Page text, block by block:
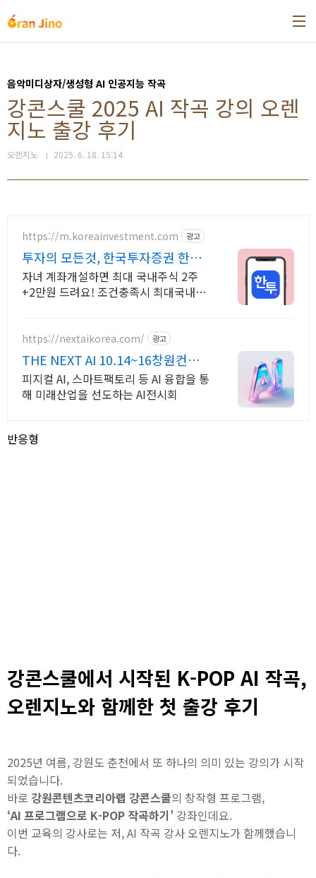
음악미디상자/생성형 AI 인공지능 작곡
강콘스쿨 2025 AI 작곡 강의 오렌
지노 출강 후기
오렌지노 2025. 6. 18. 15:14
https://m.koreainvestment.com 광고
투자의 모든것, 한국투자증권 한국
투자증권이 처음이라면?
자녀 계좌개설하면 최대 국내주식 2주
+2만원 드려요! 조건충족시 최대국내주
https://nextaikorea.com/ 광고
THE NEXT AI 10.14~16창원컨벤
션센터
피지컬 AI, 스마트팩토리 등 AI 융합을 통
해 미래산업을 선도하는 AI전시회
반응형
강콘스쿨에서 시작된 K-POP AI 작곡,
오렌지노와 함께한 첫 출강 후기
2025년 여름, 강원도 춘천에서 또 하나의 의미 있는 강의가 시작
되었습니다.
바로 강원콘텐츠코리아랩 강콘스쿨의 창작형 프로그램,
‘AI 프로그램으로 K-POP 작곡하기’ 강좌인데요.
이번 교육의 강사로는 저, AI 작곡 강사 오렌지노가 함께했습니
다.